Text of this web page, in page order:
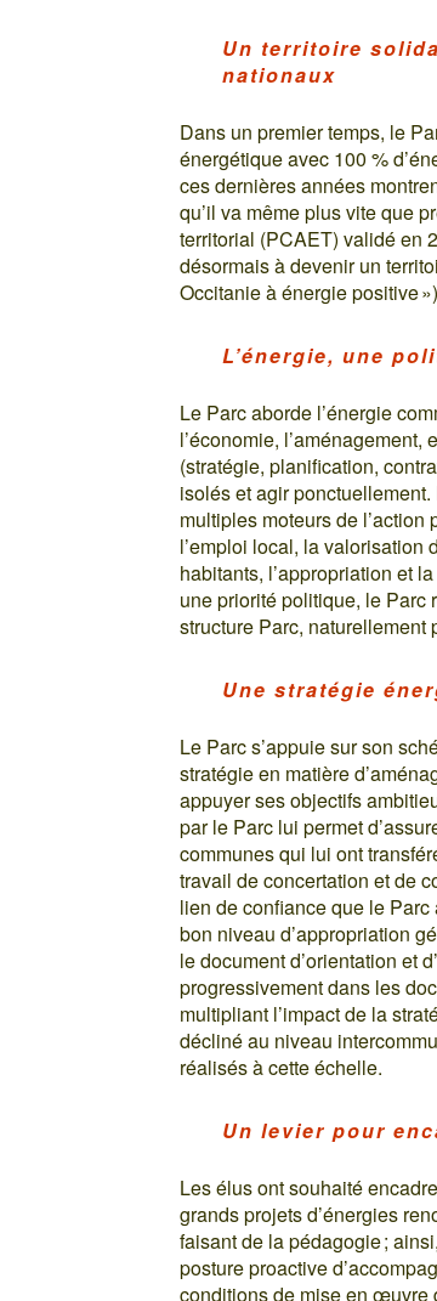
Un territoire
nationaux
Dans un premier temps, le
énergétique avec 100 %
ces dernières années
qu’il va même plus vite que
territorial (PCAET) validé en
désormais à devenir un
Occitanie à énergie positive
L’énergie, une
Le Parc aborde l’énergie
l’économie,
(stratégie, planification,
isolés et agir
multiples moteurs de
l’emploi local, la valorisation
habitants, l’appropriation et
une priorité politique, le Parc
structure Parc, naturellement
Une stratégie
Le Parc s’appuie sur son
stratégie en matière
appuyer ses objectifs
par le Parc lui permet
communes qui lui ont
travail de concertation et de
lien de confiance que le
bon niveau d’appropriation
le document d’orientation et
progressivement dans les
multipliant l’impact de la
décliné au niveau
réalisés à cette échelle.
Un levier pour
Les élus ont souhaité
grands projets d’énergies
faisant de la pédagogie ;
posture proactive
conditions de mise en œuvre